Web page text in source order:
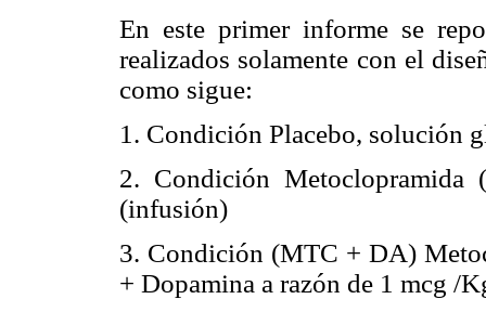
En este primer informe se
realizados solamente con el
como sigue:
1. Condición Placebo, solución
2. Condición
(infusión)
3. Condición (MTC + DA)
+ Dopamina a razón de 1 mcg /